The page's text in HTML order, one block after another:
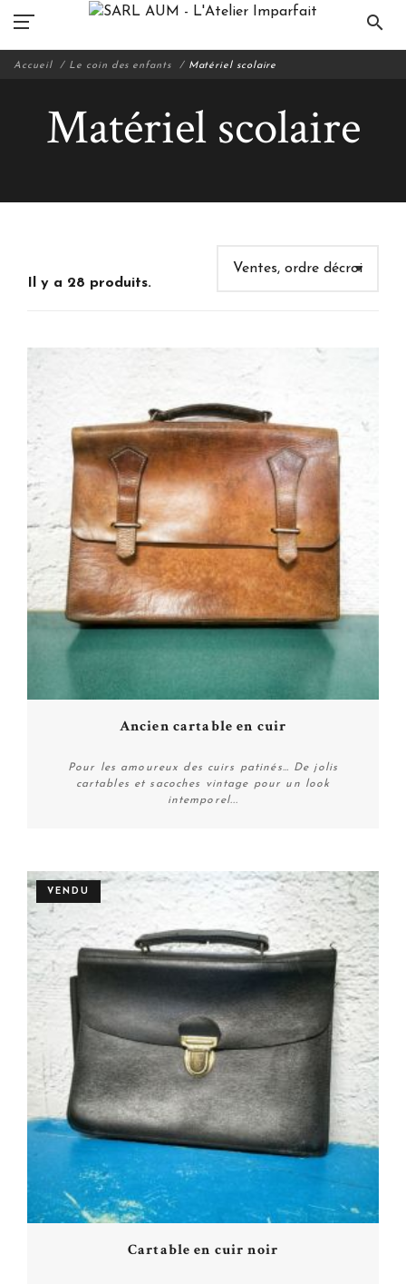
search
Accueil Le coin des enfants Matériel scolaire
Matériel scolaire
Il y a 28 produits.
Ancien cartable en cuir
Pour les amoureux des cuirs patinés… De jolis
cartables et sacoches vintage pour un look
intemporel...
VENDU
Cartable en cuir noir